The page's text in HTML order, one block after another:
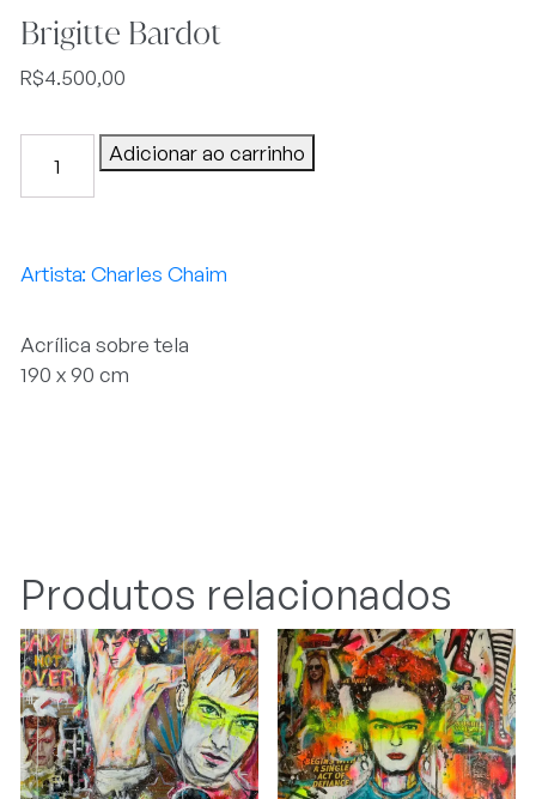
Brigitte Bardot
R$4.500,00
Bardot
Adicionar ao carrinho
Charles Chaim
Acrílica sobre tela
190 x 90 cm
Produtos relacionados